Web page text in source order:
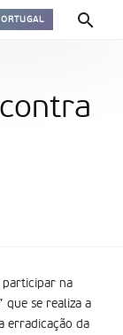
participar na
que se realiza a
erradicação da